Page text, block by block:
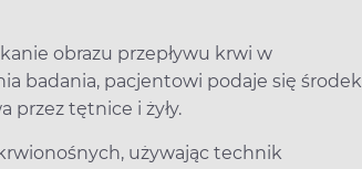
obrazu przepływu krwi w
badania, pacjentowi podaje się środek
przez tętnice i żyły.
używając technik